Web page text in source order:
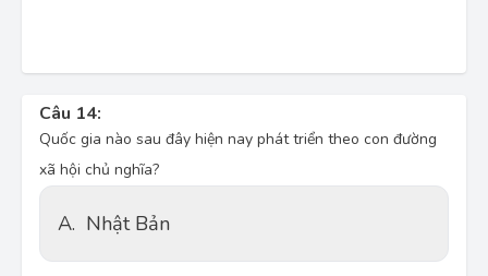
Câu 14:
Quốc gia nào sau đây hiện nay phát triển theo con đường
xã hội chủ nghĩa?
A. Nhật Bản